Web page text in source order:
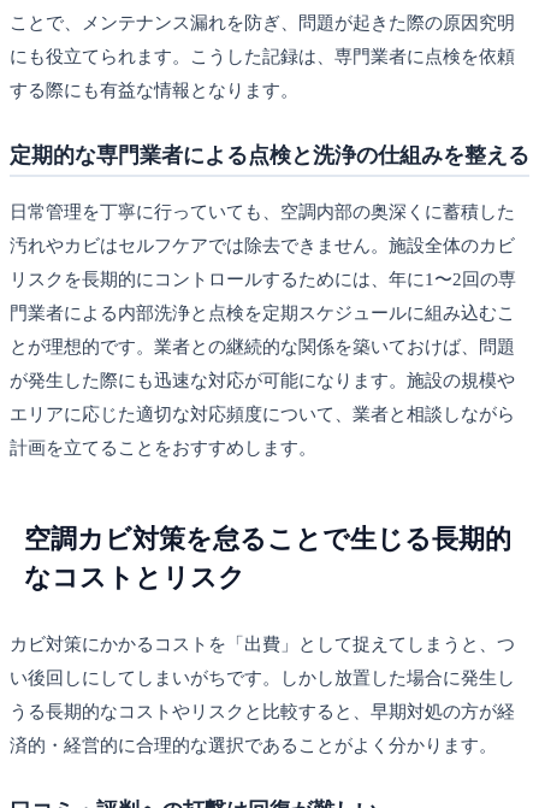
ことで、メンテナンス漏れを防ぎ、問題が起きた際の原因究明
にも役立てられます。こうした記録は、専門業者に点検を依頼
する際にも有益な情報となります。
定期的な専門業者による点検と洗浄の仕組みを整える
日常管理を丁寧に行っていても、空調内部の奥深くに蓄積した
汚れやカビはセルフケアでは除去できません。施設全体のカビ
リスクを長期的にコントロールするためには、年に1〜2回の専
門業者による内部洗浄と点検を定期スケジュールに組み込むこ
とが理想的です。業者との継続的な関係を築いておけば、問題
が発生した際にも迅速な対応が可能になります。施設の規模や
エリアに応じた適切な対応頻度について、業者と相談しながら
計画を立てることをおすすめします。
空調カビ対策を怠ることで生じる長期的
なコストとリスク
カビ対策にかかるコストを「出費」として捉えてしまうと、つ
い後回しにしてしまいがちです。しかし放置した場合に発生し
うる長期的なコストやリスクと比較すると、早期対処の方が経
済的・経営的に合理的な選択であることがよく分かります。